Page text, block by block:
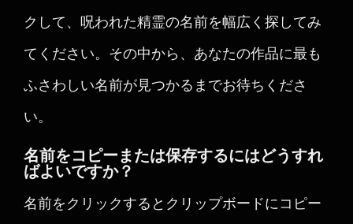
クして、呪われた精霊の名前を幅広く探してみ
てください。その中から、あなたの作品に最も
ふさわしい名前が見つかるまでお待ちくださ
い。
名前をコピーまたは保存するにはどうすれ
ばよいですか？
名前をクリックするとクリップボードにコピー